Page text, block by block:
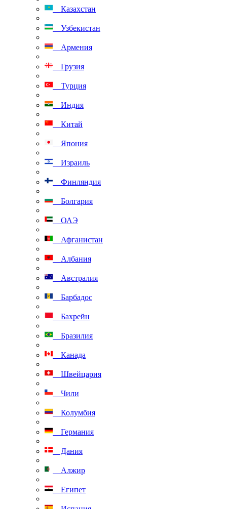
Казахстан
Узбекистан
Армения
Грузия
Турция
Индия
Китай
Япония
Израиль
Финляндия
Болгария
ОАЭ
Афганистан
Албания
Австралия
Барбадос
Бахрейн
Бразилия
Канада
Швейцария
Чили
Колумбия
Германия
Дания
Алжир
Египет